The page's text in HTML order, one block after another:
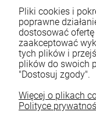
Jeśli na co dzień
wiesz, że ogromne
bez odpowiedniej
Dlatego każdy
mieć profesjonalną
decydować się na
funkcję, musi być
Pliki cookies i
poprawne
dostosować
zaakceptować
tych plików i
plików do swoich
"Dostosuj zgody".
Więcej o plikach
Polityce